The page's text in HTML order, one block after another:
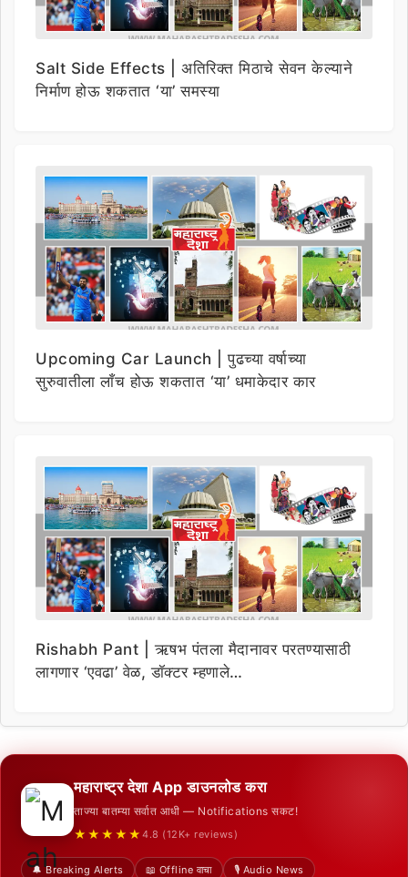
Salt Side Effects | अतिरिक्त मिठाचे सेवन केल्याने
निर्माण होऊ शकतात ‘या’ समस्या
Upcoming Car Launch | पुढच्या वर्षाच्या
सुरुवातीला लाँच होऊ शकतात ‘या’ धमाकेदार कार
Rishabh Pant | ऋषभ पंतला मैदानावर परतण्यासाठी
लागणार ‘एवढा’ वेळ, डॉक्टर म्हणाले…
महाराष्ट्र देशा App डाउनलोड करा
ताज्या बातम्या सर्वात आधी — Notifications सकट!
★★★★★ 4.8 (12K+ reviews)
🔔 Breaking Alerts 📖 Offline वाचा
🎙️ Audio News